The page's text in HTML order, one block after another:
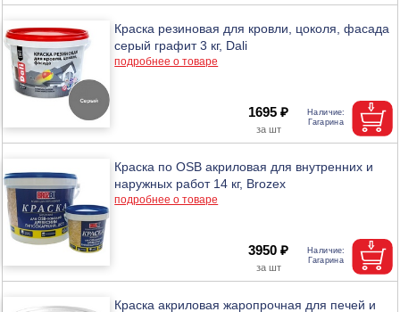
Краска резиновая для кровли, цоколя, фасада
серый графит 3 кг, Dali
подробнее о товаре
1695 ₽
Краска по OSB акриловая для внутренних и
наружных работ 14 кг, Brozex
подробнее о товаре
3950 ₽
Краска акриловая жаропрочная для печей и